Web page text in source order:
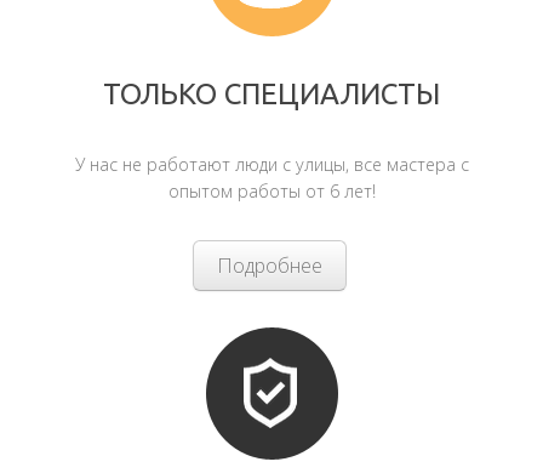
ТОЛЬКО СПЕЦИАЛИСТЫ
У нас не работают люди с улицы, все мастера с
опытом работы от 6 лет!
Подробнее